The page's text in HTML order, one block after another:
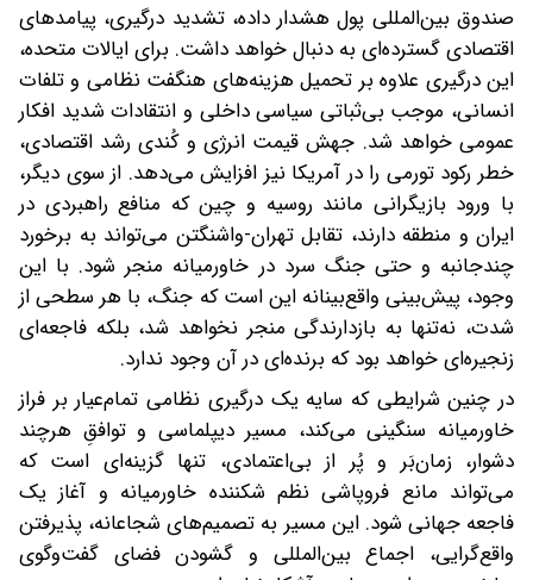
صندوق بین‌المللی پول هشدار داده، تشدید درگیری، پیامدهای
اقتصادی گسترده‌ای به‌ دنبال خواهد داشت. برای ایالات متحده،
این درگیری علاوه بر تحمیل هزینه‌های هنگفت نظامی و تلفات
انسانی، موجب بی‌ثباتی سیاسی داخلی و انتقادات شدید افکار
عمومی خواهد شد. جهش قیمت انرژی و کُندی رشد اقتصادی،
خطر رکود تورمی را در آمریکا نیز افزایش می‌دهد. از سوی دیگر،
با ورود بازیگرانی مانند روسیه و چین که منافع راهبردی در
ایران و منطقه دارند، تقابل تهران-واشنگتن می‌تواند به برخورد
چندجانبه و حتی جنگ سرد در خاورمیانه منجر شود. با این
وجود، پیش‌بینی واقع‌بینانه این است که جنگ، با هر سطحی از
شدت، نه‌تنها به بازدارندگی منجر نخواهد شد، بلکه فاجعه‌ای
زنجیره‌ای خواهد بود که برنده‌ای در آن وجود ندارد.
در چنین شرایطی که سایه یک درگیری نظامی تمام‌عیار بر فراز
خاورمیانه سنگینی می‌کند، مسیر دیپلماسی و توافقِ هرچند
دشوار، زمان‌بَر و پُر از بی‌اعتمادی، تنها گزینه‌ای است که
می‌تواند مانع فروپاشی نظم شکننده خاورمیانه و آغاز یک
فاجعه جهانی شود. این مسیر به تصمیم‌های شجاعانه، پذیرفتن
واقع‌گرایی، اجماع بین‌المللی و گشودن فضای گفت‌وگوی